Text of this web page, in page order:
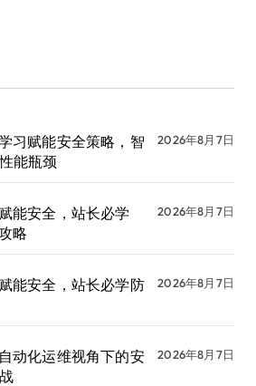
习赋能安全策略，智
能瓶颈
2026年8月7日
能安全，站长必学
略
2026年8月7日
能安全，站长必学防
2026年8月7日
动化运维视角下的安
2026年8月7日